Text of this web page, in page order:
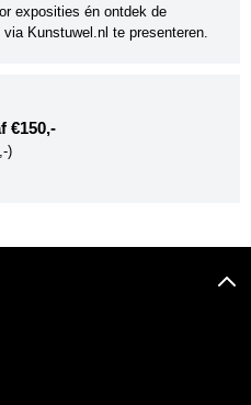
exposities én ontdek de
Kunstuwel.nl te presenteren.
€150,-
)